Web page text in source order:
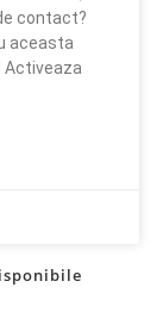
contact?
aceasta
Activeaza